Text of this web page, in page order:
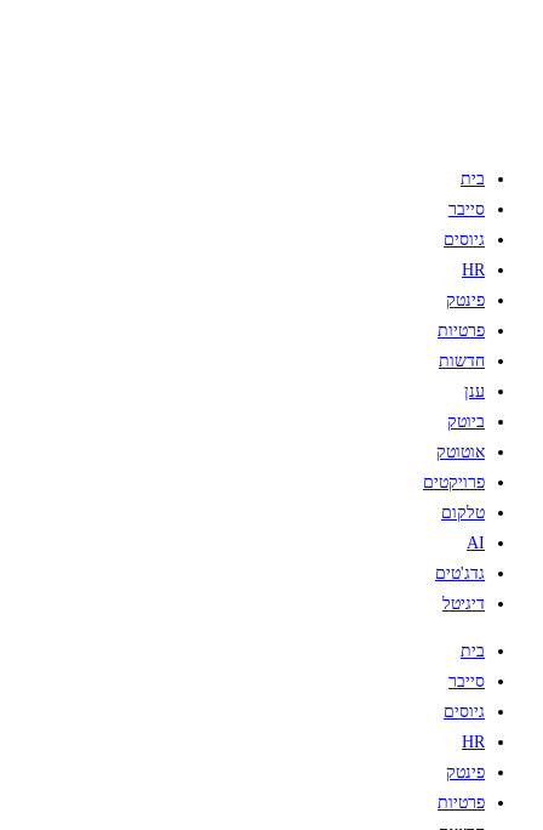
בית
סייבר
גיוסים
HR
פינטק
פרטיות
חדשות
ענן
ביוטק
אוטוטק
פרויקטים
טלקום
AI
גדג'טים
דיגיטל
בית
סייבר
גיוסים
HR
פינטק
פרטיות